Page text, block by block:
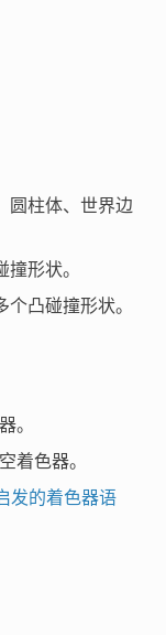
圆柱体、世界边
形状。
凸碰撞形状。
。
着色器。
发的着色器语